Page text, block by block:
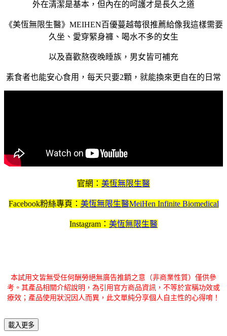
外在清潔是基本，但內在的呵護才是長久之道
《美恆無限生醫》MEIHEN百優蔓越莓很推薦給像我這樣需要
久坐、愛穿緊身褲、喝水不多的女生
以及喜歡熬夜晚睡族，男女皆可補充
素食者也能安心食用，每天只要2顆，就能換來更自在的日常
官網： 美恆無限生醫
Facebook粉絲專頁： 美恆無限生醫MeiHen Infinite Biomedical
Instagram： 美恆無限生醫
本試用文皆無受任何酬勞絕無廣告推銷之意（非商業性質）僅供參
考。其產品相關介紹說明，為引用官方商品資訊，不等於宣稱功效或
療效；產品使用狀況因人而異，此文單純分享個人自主性的心得唷！
載入更多